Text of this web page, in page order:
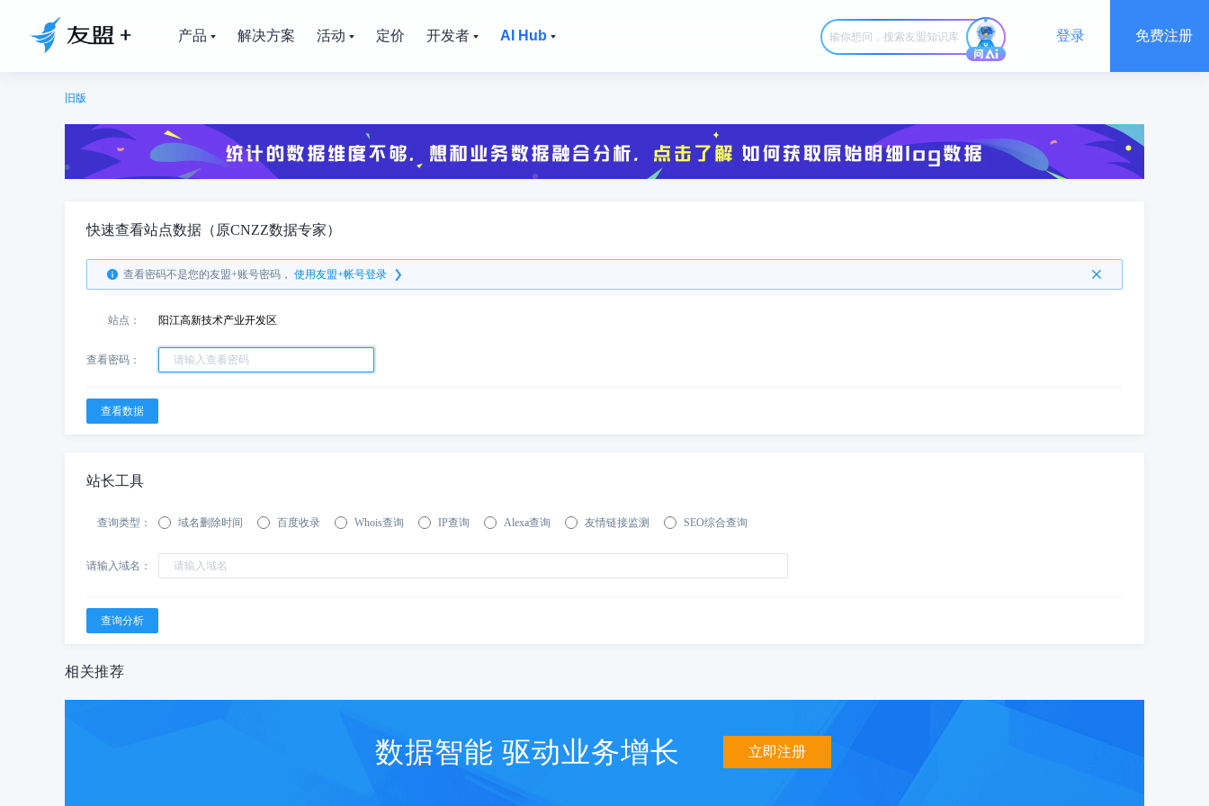
产品 解决方案 活动 定价 开发者 AI Hub 登录 免费注册
旧版
快速查看站点数据（原CNZZ数据专家）
查看密码不是您的友盟+账号密码， 使用友盟+帐号登录
站点： 阳江高新技术产业开发区
查看密码：
站长工具
查询类型： 域名删除时间 百度收录 Whois查询 IP查询 Alexa查询 友情链接监测 SEO综合查询
请输入域名：
相关推荐
数据智能 驱动业务增长 立即注册